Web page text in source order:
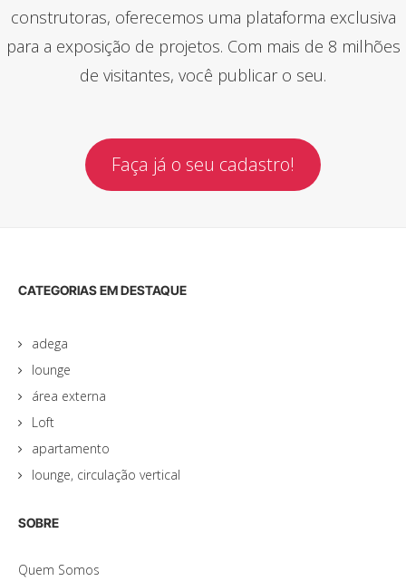
construtoras, oferecemos uma plataforma exclusiva
para a exposição de projetos. Com mais de 8 milhões
de visitantes, você publicar o seu.
Faça já o seu cadastro!
CATEGORIAS EM DESTAQUE
adega
lounge
área externa
Loft
apartamento
lounge, circulação vertical
SOBRE
Quem Somos